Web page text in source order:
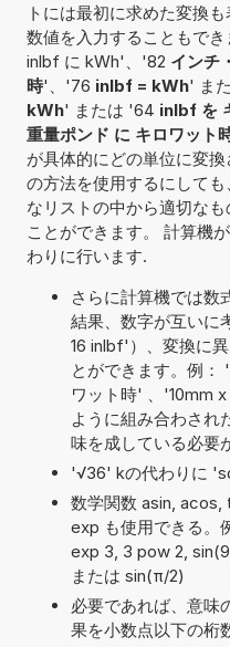
トには最初に求めた変換
数値を入力することもで
inlbf に kWh'、'82 インチ
時'、'76 inlbf = kWh' ま
kWh' または '64 inlbf を
重量ポンド に キロワット
が具体的にどの単位に変
の方法を使用するにして
なリストの中から適切な
ことができます。 計算機
わりに行います.
さらに計算機では数
結果、数字が互いに
16 inlbf'）、変換に
とができます。例：
ワット時' 、'10mm
ように組み合わされ
味を成している必要
'√36' kの代わりに
数学関数 asin,
exp も使用できる。
exp 3, 3 pow 2,
または sin(π/2)
必要であれば、意味
果を小数点以下の桁